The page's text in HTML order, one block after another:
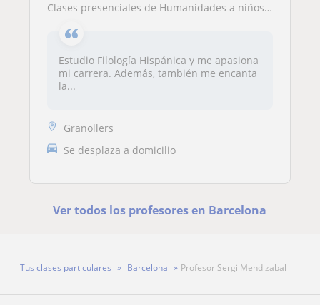
Clases presenciales de Humanidades a niños y jóvenes
Estudio Filología Hispánica y me apasiona
mi carrera. Además, también me encanta
la...
Granollers
Se desplaza a domicilio
Ver todos los profesores en Barcelona
Tus clases particulares Barcelona Profesor Sergi Mendizabal